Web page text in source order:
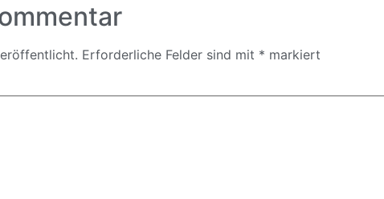
Erforderliche Felder sind mit * markiert